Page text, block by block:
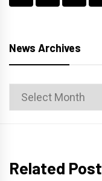
News Archives
News
Archives
Related Post